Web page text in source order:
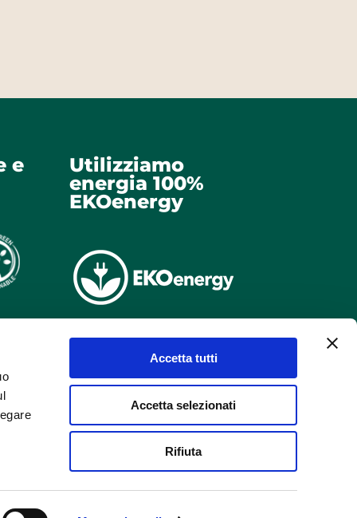
Accetta tutti
Accetta selezionati
Rifiuta
e Utilizziamo
energia 100%
EKOenergy